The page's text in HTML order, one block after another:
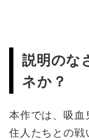
説明のな
ネか？
本作では、吸
住人たちとの